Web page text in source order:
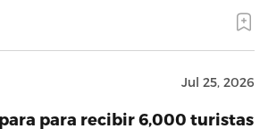
Jul 25, 2026
para recibir 6,000 turistas